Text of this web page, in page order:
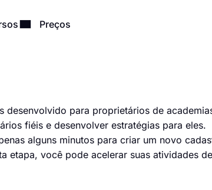
Preços
desenvolvido para proprietários de
fiéis e desenvolver estratégias para eles.
alguns minutos para criar um novo
etapa, você pode acelerar suas atividades